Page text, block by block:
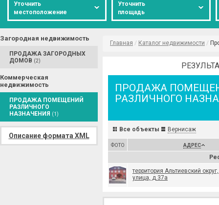
Уточнить
местоположение
Уточнить
площадь
Загородная недвижимость
ПРОДАЖА ЗАГОРОДНЫХ
ДОМОВ (2)
Коммерческая
недвижимость
ПРОДАЖА ПОМЕЩЕНИЙ
РАЗЛИЧНОГО
НАЗНАЧЕНИЯ (1)
Описание формата XML
Главная / Каталог недвижимости /
ПРОДАЖА
РАЗЛИЧНОГО
Все объекты Вернисаж
ФОТО АДРЕС
территория Альтиевский
улица, д.37а